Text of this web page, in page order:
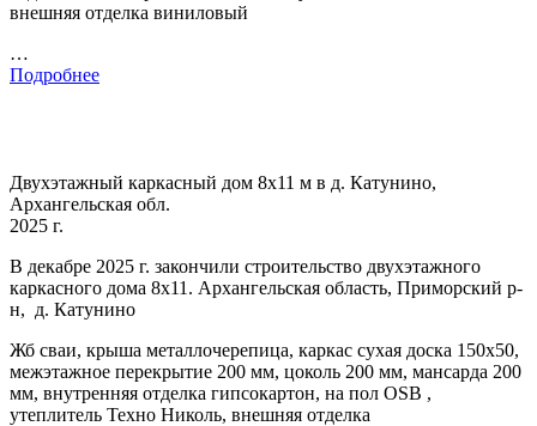
внешняя отделка виниловый
…
Подробнее
Двухэтажный каркасный дом 8х11 м в д. Катунино,
Архангельская обл.
2025 г.
В декабре 2025 г. закончили строительство двухэтажного
каркасного дома 8х11. Архангельская область, Приморский р-
н, д. Катунино
Жб сваи, крыша металлочерепица, каркас сухая доска 150х50,
межэтажное перекрытие 200 мм, цоколь 200 мм, мансарда 200
мм, внутренняя отделка гипсокартон, на пол OSB ,
утеплитель Техно Николь, внешняя отделка